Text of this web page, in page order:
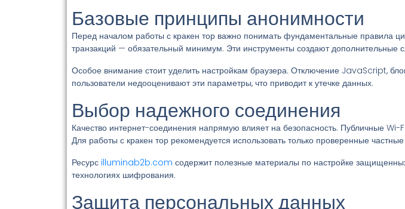
Базовые принципы анонимности
Перед началом работы с кракен тор важно понимать фундаментальные правила
транзакций — обязательный минимум. Эти инструменты создают дополнительные
Особое внимание стоит уделить настройкам браузера. Отключение JavaScript,
пользователи недооценивают эти параметры, что приводит к утечке данных.
Выбор надежного соединения
Качество интернет-соединения напрямую влияет на безопасность. Публичные Wi-
Для работы с кракен тор рекомендуется использовать только проверенные
Ресурс illuminab2b.com содержит полезные материалы по настройке
технологиях шифрования.
Защита персональных данных